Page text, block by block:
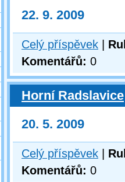
22. 9. 2009
Celý příspěvek
Komentářů: 0
Horní Radslavice
20. 5. 2009
Celý příspěvek
Komentářů: 0